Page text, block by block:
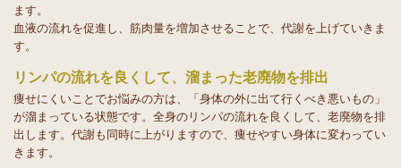
ます。
血液の流れを促進し、筋肉量を増加させることで、代謝を上げていきま
す。
リンパの流れを良くして、溜まった老廃物を排出
痩せにくいことでお悩みの方は、「身体の外に出て行くべき悪いもの」
が溜まっている状態です。全身のリンパの流れを良くして、老廃物を排
出します。代謝も同時に上がりますので、痩せやすい身体に変わってい
きます。